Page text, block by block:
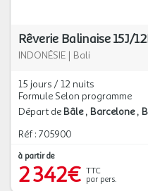
Rêverie Balinaise 15J/
INDONÉSIE | Bali
15 jours / 12 nuits
Formule Selon programme
Départ de Bâle Barcelone
Réf : 705900
à partir de
2 342€ TTC
par pers.